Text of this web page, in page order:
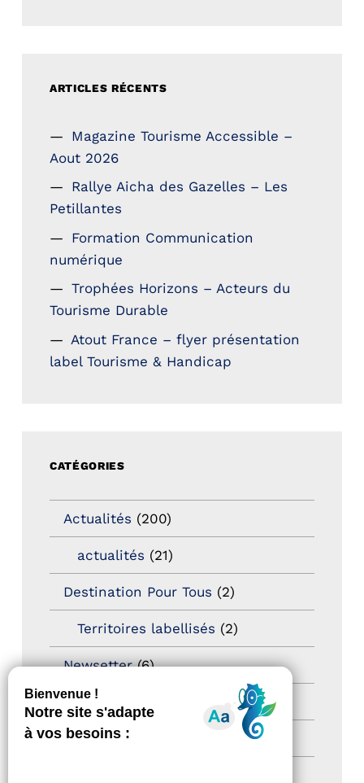
ARTICLES RÉCENTS
Magazine Tourisme Accessible –
Aout 2026
Rallye Aicha des Gazelles – Les
Petillantes
Formation Communication
numérique
Trophées Horizons – Acteurs du
Tourisme Durable
Atout France – flyer présentation
label Tourisme & Handicap
CATÉGORIES
Actualités (200)
actualités (21)
Destination Pour Tous (2)
Territoires labellisés (2)
Newsetter(6)
Newsletter pro
Nos Actions